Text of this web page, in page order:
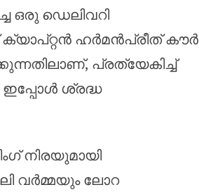
ഒരു ഡെലിവറി
ക്യാപ്റ്റൻ ഹർമൻപ്രീത് കൗർ
പ്രത്യേകിച്ച്
ഇപ്പോൾ ശ്രദ്ധ
നിരയുമായി
വർമ്മയും ലോറ